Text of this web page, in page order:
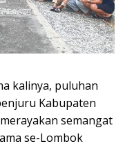
kalinya, puluhan
Kabupaten
semangat
se-Lombok